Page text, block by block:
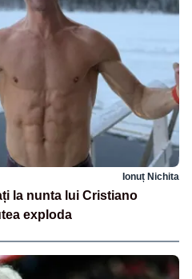
Ionuț Nichita
la nunta lui Cristiano
exploda